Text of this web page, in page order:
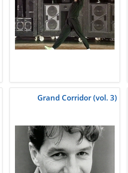
Grand Corridor (vol. 3)